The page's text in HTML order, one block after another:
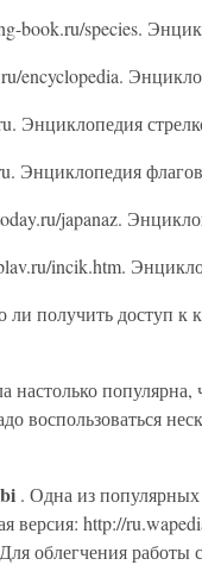
book.ru/species.
encyclopedia.
Энциклопедия
Энциклопедия
japanaz.
incik.htm.
получить доступ к
настолько
воспользоваться
. Одна из
версия: http://
облегчения работы